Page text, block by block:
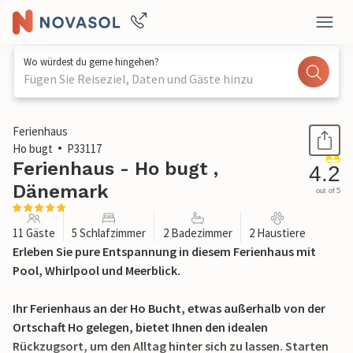
Wo würdest du gerne hingehen?
Fügen Sie Reiseziel, Daten und Gäste hinzu
1 / 27
Ferienhaus
Ho bugt
P33117
Ferienhaus - Ho bugt ,
Dänemark
4.2
out of 5
11 Gäste 5 Schlafzimmer 2 Badezimmer 2 Haustiere
Erleben Sie pure Entspannung in diesem Ferienhaus mit
Pool, Whirlpool und Meerblick.
Ihr Ferienhaus an der Ho Bucht, etwas außerhalb von der
Ortschaft Ho gelegen, bietet Ihnen den idealen
Rückzugsort, um den Alltag hinter sich zu lassen. Starten